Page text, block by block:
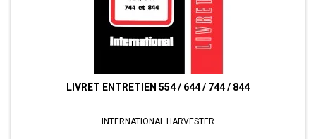
LIVRET ENTRETIEN 554 / 644 / 744 / 844
INTERNATIONAL HARVESTER